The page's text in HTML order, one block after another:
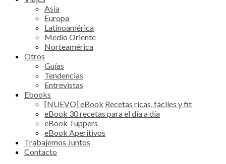
Asia
Europa
Latinoamérica
Medio Oriente
Norteamérica
Otros
Guías
Tendencias
Entrevistas
Ebooks
[NUEVO] eBook Recetas ricas, fáciles y fit
eBook 30 recetas para el día a día
eBook Tuppers
eBook Aperitivos
Trabajemos Juntos
Contacto